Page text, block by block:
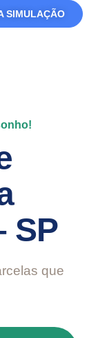
SIMULAÇÃO
SP
que